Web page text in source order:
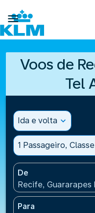

Voos de
Tel
Ida e volta expand_more
1 Passageiro,
De
Recife,
Para